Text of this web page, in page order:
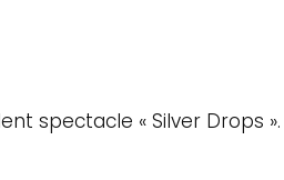
spectacle « Silver Drops ».